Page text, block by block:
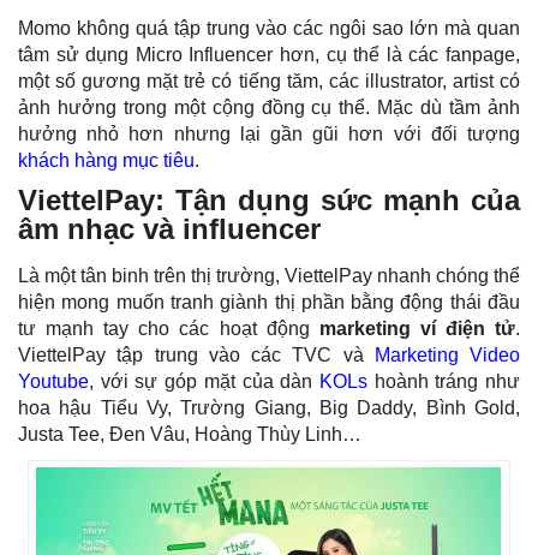
Momo không quá tập trung vào các ngôi sao lớn mà quan
tâm sử dụng Micro Influencer hơn, cụ thể là các fanpage,
một số gương mặt trẻ có tiếng tăm, các illustrator, artist có
ảnh hưởng trong một cộng đồng cụ thể. Mặc dù tầm ảnh
hưởng nhỏ hơn nhưng lại gần gũi hơn với đối tượng
khách hàng mục tiêu.
ViettelPay: Tận dụng sức mạnh của
âm nhạc và influencer
Là một tân binh trên thị trường, ViettelPay nhanh chóng thể
hiện mong muốn tranh giành thị phần bằng động thái đầu
tư mạnh tay cho các hoạt động marketing ví điện tử.
ViettelPay tập trung vào các TVC và
Marketing Video
Youtube, với sự góp mặt của dàn KOLshoành tráng như
hoa hậu Tiểu Vy, Trường Giang, Big Daddy, Bình Gold,
Justa Tee, Đen Vâu, Hoàng Thùy Linh…